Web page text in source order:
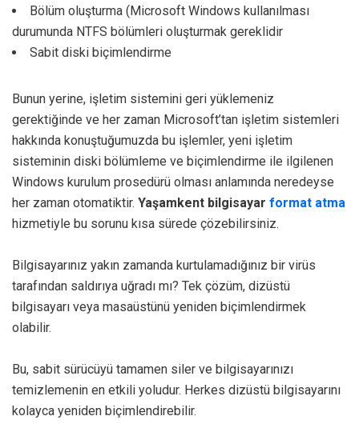
Bölüm oluşturma (Microsoft Windows kullanılması
durumunda NTFS bölümleri oluşturmak gereklidir
Sabit diski biçimlendirme
Bunun yerine, işletim sistemini geri yüklemeniz
gerektiğinde ve her zaman Microsoft’tan işletim sistemleri
hakkında konuştuğumuzda bu işlemler, yeni işletim
sisteminin diski bölümleme ve biçimlendirme ile ilgilenen
Windows kurulum prosedürü olması anlamında neredeyse
her zaman otomatiktir. Yaşamkent bilgisayar format atma
hizmetiyle bu sorunu kısa sürede çözebilirsiniz.
Bilgisayarınız yakın zamanda kurtulamadığınız bir virüs
tarafından saldırıya uğradı mı? Tek çözüm, dizüstü
bilgisayarı veya masaüstünü yeniden biçimlendirmek
olabilir.
Bu, sabit sürücüyü tamamen siler ve bilgisayarınızı
temizlemenin en etkili yoludur. Herkes dizüstü bilgisayarını
kolayca yeniden biçimlendirebilir.